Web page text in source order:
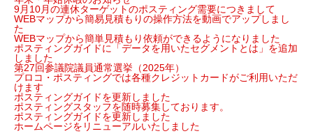
9月10月の連休ターゲットのポスティング需要につきまして
WEBマップから簡易見積もりの操作方法を動画でアップしまし
た
WEBマップから簡単見積もり依頼ができるようになりました
ポスティングガイドに「データを用いたセグメントとは」を追加
しました
第27回参議院議員通常選挙（2025年）
プロコ・ポスティングでは各種クレジットカードがご利用いただ
けます
ポスティングガイドを更新しました
ポスティングスタッフを随時募集しております。
ポスティングガイドを更新しました
ホームページをリニューアルいたしました